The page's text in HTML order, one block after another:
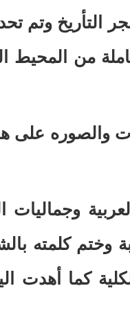
وتم
من المحيط
وختم كلمته
كما أهدت